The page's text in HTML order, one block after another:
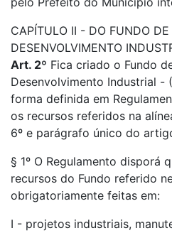
CAPÍTULO II - DO FUNDO
DESENVOLVIMENTO
Art. 2º Fica criado o Fundo
Desenvolvimento Industrial -
forma definida em
os recursos referidos na
6º e parágrafo único do
§ 1º O Regulamento disporá
recursos do Fundo referido
obrigatoriamente feitas em:
I - projetos industriais,